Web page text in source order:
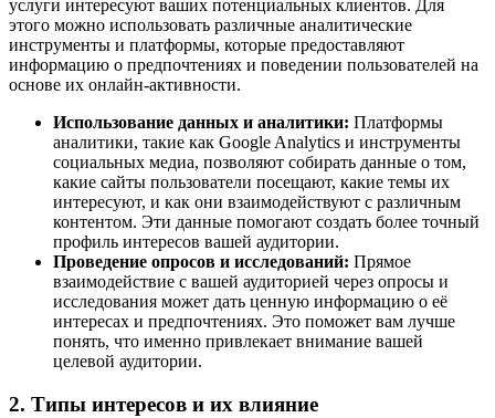
услуги интересуют ваших потенциальных клиентов. Для
этого можно использовать различные аналитические
инструменты и платформы, которые предоставляют
информацию о предпочтениях и поведении пользователей на
основе их онлайн-активности.
Использование данных и аналитики: Платформы
аналитики, такие как Google Analytics и инструменты
социальных медиа, позволяют собирать данные о том,
какие сайты пользователи посещают, какие темы их
интересуют, и как они взаимодействуют с различным
контентом. Эти данные помогают создать более точный
профиль интересов вашей аудитории.
Проведение опросов и исследований: Прямое
взаимодействие с вашей аудиторией через опросы и
исследования может дать ценную информацию о её
интересах и предпочтениях. Это поможет вам лучше
понять, что именно привлекает внимание вашей
целевой аудитории.
2. Типы интересов и их влияние